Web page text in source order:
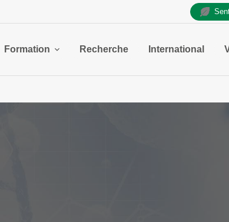
Formation Recherche International